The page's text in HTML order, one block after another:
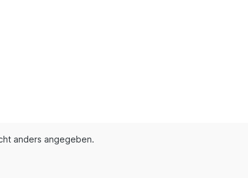
anders angegeben.